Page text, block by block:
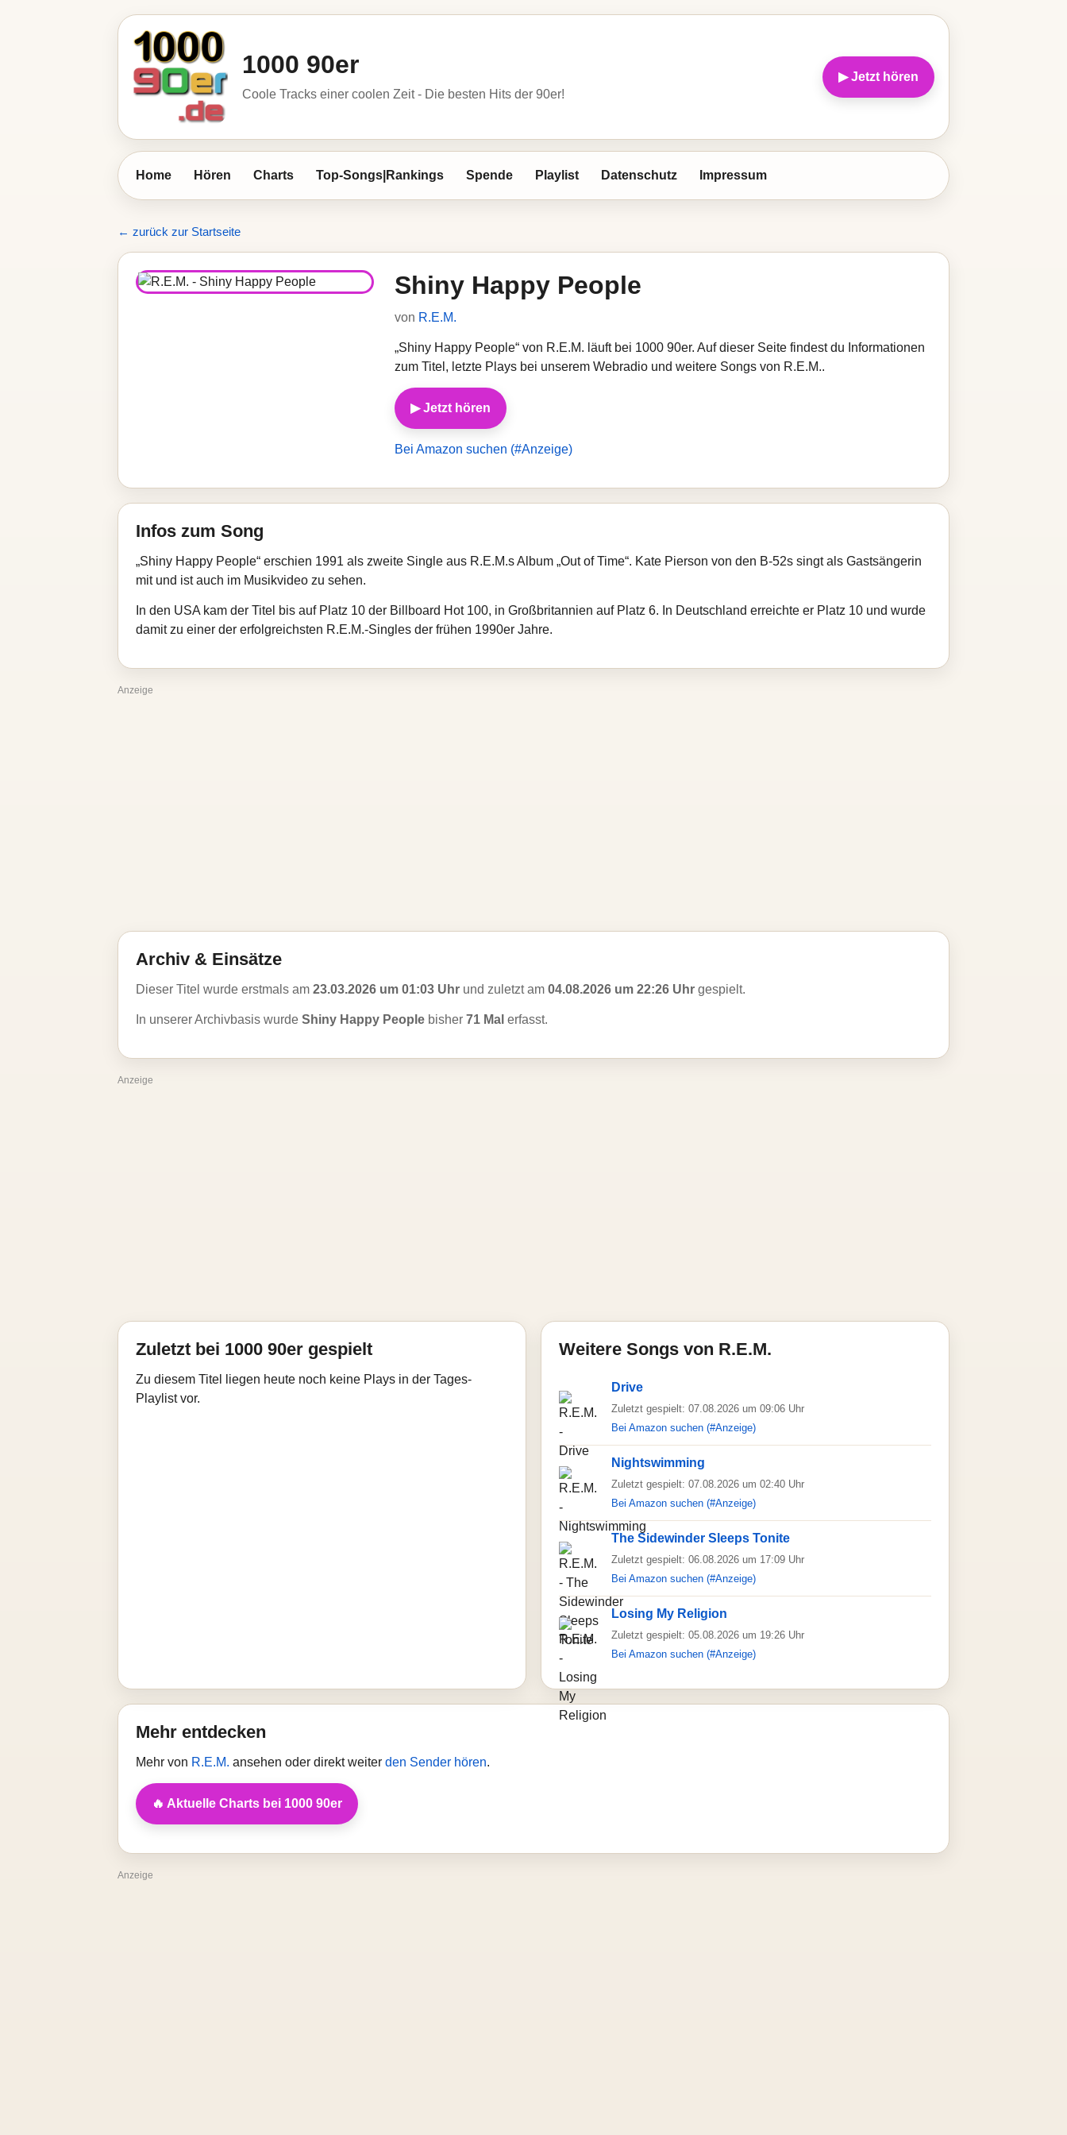
1000 90er
Coole Tracks einer coolen Zeit - Die besten Hits der 90er!
▶ Jetzt hören
Home Hören Charts Top-Songs|Rankings Spende Playlist Datenschutz Impressum
← zurück zur Startseite
Shiny Happy People
von R.E.M.
„Shiny Happy People“ von R.E.M. läuft bei 1000 90er. Auf dieser Seite findest du Informationen
zum Titel, letzte Plays bei unserem Webradio und weitere Songs von R.E.M..
▶ Jetzt hören
Bei Amazon suchen (#Anzeige)
Infos zum Song
„Shiny Happy People“ erschien 1991 als zweite Single aus R.E.M.s Album „Out of Time“. Kate Pierson von den B-52s singt als Gastsängerin
mit und ist auch im Musikvideo zu sehen.
In den USA kam der Titel bis auf Platz 10 der Billboard Hot 100, in Großbritannien auf Platz 6. In Deutschland erreichte er Platz 10 und wurde
damit zu einer der erfolgreichsten R.E.M.-Singles der frühen 1990er Jahre.
Anzeige
Archiv & Einsätze
Dieser Titel wurde erstmals am 23.03.2026 um 01:03 Uhr und zuletzt am 04.08.2026 um 22:26 Uhr gespielt.
In unserer Archivbasis wurde Shiny Happy People bisher 71 Mal erfasst.
Anzeige
Zuletzt bei 1000 90er gespielt
Zu diesem Titel liegen heute noch keine Plays in der Tages-
Playlist vor.
Weitere Songs von R.E.M.
Drive
Zuletzt gespielt: 07.08.2026 um 09:06 Uhr
Bei Amazon suchen (#Anzeige)
Nightswimming
Zuletzt gespielt: 07.08.2026 um 02:40 Uhr
Bei Amazon suchen (#Anzeige)
The Sidewinder Sleeps Tonite
Zuletzt gespielt: 06.08.2026 um 17:09 Uhr
Bei Amazon suchen (#Anzeige)
Losing My Religion
Zuletzt gespielt: 05.08.2026 um 19:26 Uhr
Bei Amazon suchen (#Anzeige)
Mehr entdecken
Mehr von R.E.M. ansehen oder direkt weiter den Sender hören.
🔥 Aktuelle Charts bei 1000 90er
Anzeige